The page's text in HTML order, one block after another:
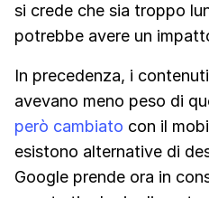
si crede che sia troppo
potrebbe avere un
In precedenza, i
avevano meno peso di
però cambiato con il
esistono alternative di
Google prende ora in